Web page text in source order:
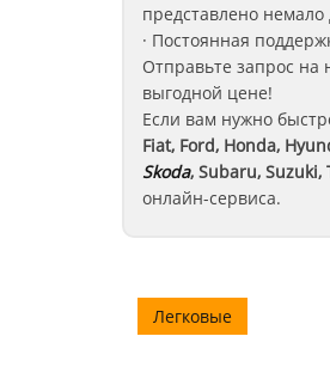
представлено
· Постоянная
Отправьте запрос на
выгодной цене!
Если вам нужно
Fiat, Ford, Honda,
Skoda, Subaru, Suzuki,
онлайн-сервиса.
Легковые